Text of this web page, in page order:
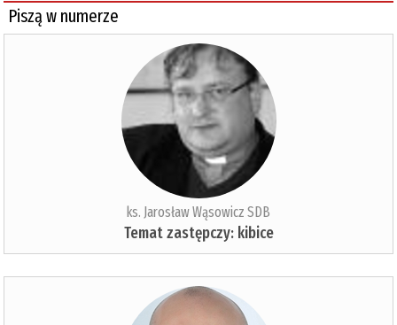
Piszą w numerze
ks. Jarosław Wąsowicz SDB
Temat zastępczy: kibice